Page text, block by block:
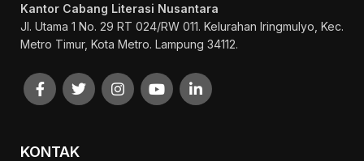
Kantor Cabang Literasi Nusantara
Jl. Utama 1 No. 29 RT 024/RW 011. Kelurahan Iringmulyo, Kec.
Metro Timur, Kota Metro. Lampung 34112.
KONTAK